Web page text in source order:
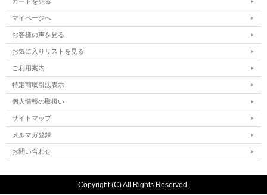
マイページへ
お客様の声を見る
お気に入りリストを見る
ご利用案内
特定商取引法表示
個人情報の取扱い
サイトマップ
メルマガ登録
お問い合わせ
Copyright (C) All Rights Reserved.